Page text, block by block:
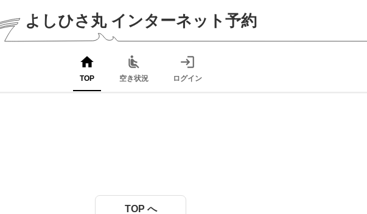
よしひさ丸 インターネット予約
home
TOP
airline_seat_recline_normal
空き状況
login
ログイン
TOP へ